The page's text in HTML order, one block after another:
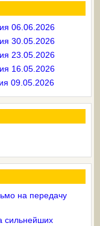
06.06.2026
30.05.2026
23.05.2026
16.05.2026
09.05.2026
на передачу
сильнейших